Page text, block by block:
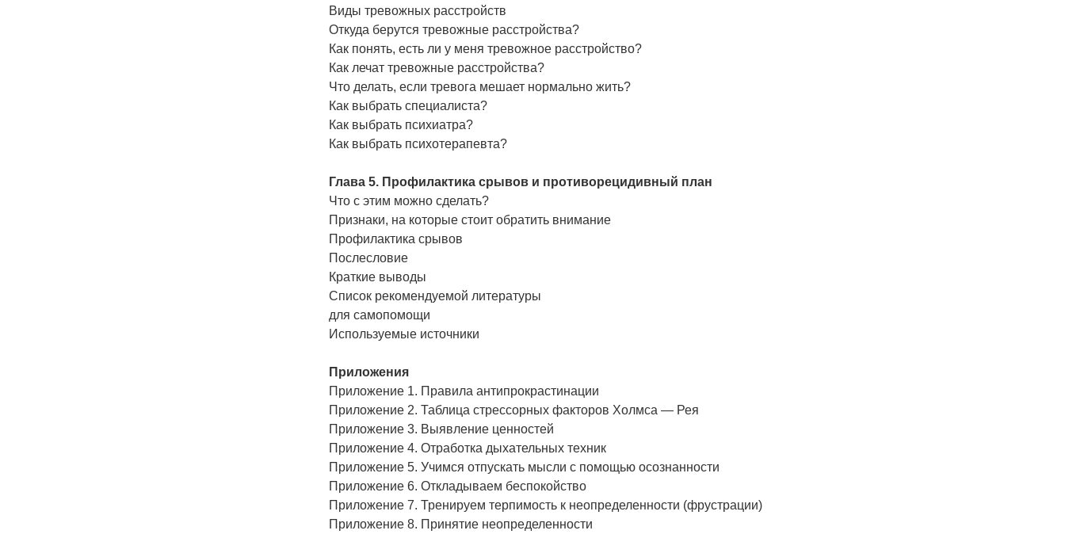
Виды тревожных расстройств
Откуда берутся тревожные расстройства?
Как понять, есть ли у меня тревожное расстройство?
Как лечат тревожные расстройства?
Что делать, если тревога мешает нормально жить?
Как выбрать специалиста?
Как выбрать психиатра?
Как выбрать психотерапевта?
Глава 5. Профилактика срывов и противорецидивный план
Что с этим можно сделать?
Признаки, на которые стоит обратить внимание
Профилактика срывов
Послесловие
Краткие выводы
Список рекомендуемой литературы
для самопомощи
Используемые источники
Приложения
Приложение 1. Правила антипрокрастинации
Приложение 2. Таблица стрессорных факторов Холмса — Рея
Приложение 3. Выявление ценностей
Приложение 4. Отработка дыхательных техник
Приложение 5. Учимся отпускать мысли с помощью осознанности
Приложение 6. Откладываем беспокойство
Приложение 7. Тренируем терпимость к неопределенности (фрустрации)
Приложение 8. Принятие неопределенности